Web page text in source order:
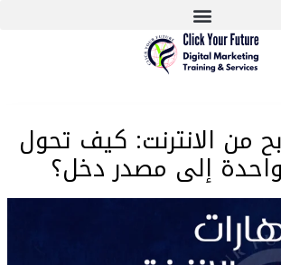
من الانترنت: كيف تحول
إلى مصدر دخل؟